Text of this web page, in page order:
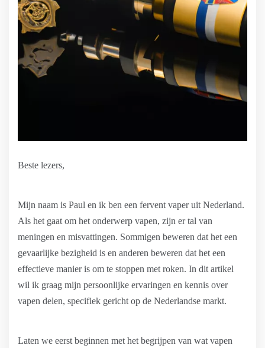
Beste lezers,
Mijn naam is Paul en ik ben een fervent vaper uit Nederland.
Als het gaat om het onderwerp vapen, zijn er tal van
meningen en misvattingen. Sommigen beweren dat het een
gevaarlijke bezigheid is en anderen beweren dat het een
effectieve manier is om te stoppen met roken. In dit artikel
wil ik graag mijn persoonlijke ervaringen en kennis over
vapen delen, specifiek gericht op de Nederlandse markt.
Laten we eerst beginnen met het begrijpen van wat vapen